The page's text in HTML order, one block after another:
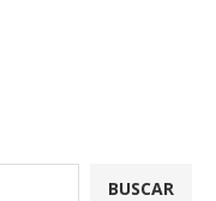
BUSCAR